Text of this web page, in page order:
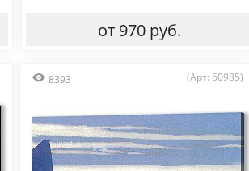
от 970 руб.
8393 (Арт: 60985)